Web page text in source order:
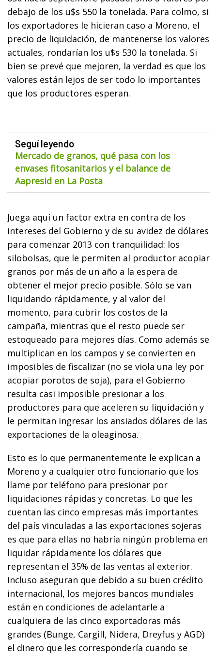
debajo de los u$s 550 la tonelada. Para colmo, si
los exportadores le hicieran caso a Moreno, el
precio de liquidación, de mantenerse los valores
actuales, rondarían los u$s 530 la tonelada. Si
bien se prevé que mejoren, la verdad es que los
valores están lejos de ser todo lo importantes
que los productores esperan.
Seguí leyendo
Mercado de granos, qué pasa con los
envases fitosanitarios y el balance de
Aapresid en La Posta
Juega aquí un factor extra en contra de los
intereses del Gobierno y de su avidez de dólares
para comenzar 2013 con tranquilidad: los
silobolsas, que le permiten al productor acopiar
granos por más de un año a la espera de
obtener el mejor precio posible. Sólo se van
liquidando rápidamente, y al valor del
momento, para cubrir los costos de la
campaña, mientras que el resto puede ser
estoqueado para mejores días. Como además se
multiplican en los campos y se convierten en
imposibles de fiscalizar (no se viola una ley por
acopiar porotos de soja), para el Gobierno
resulta casi imposible presionar a los
productores para que aceleren su liquidación y
le permitan ingresar los ansiados dólares de las
exportaciones de la oleaginosa.
Esto es lo que permanentemente le explican a
Moreno y a cualquier otro funcionario que los
llame por teléfono para presionar por
liquidaciones rápidas y concretas. Lo que les
cuentan las cinco empresas más importantes
del país vinculadas a las exportaciones sojeras
es que para ellas no habría ningún problema en
liquidar rápidamente los dólares que
representan el 35% de las ventas al exterior.
Incluso aseguran que debido a su buen crédito
internacional, los mejores bancos mundiales
están en condiciones de adelantarle a
cualquiera de las cinco exportadoras más
grandes (Bunge, Cargill, Nidera, Dreyfus y AGD)
el dinero que les correspondería cuando se